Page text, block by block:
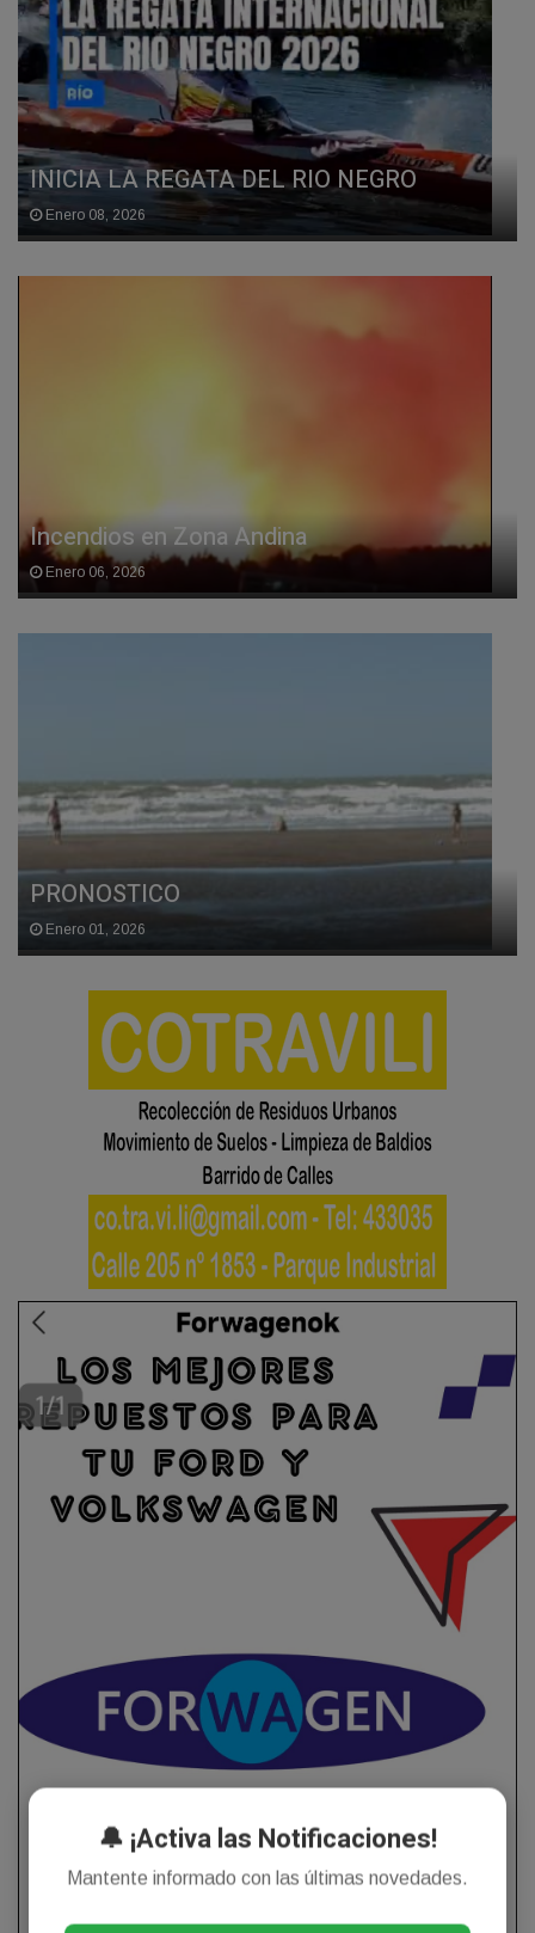
INICIA LA REGATA DEL RIO NEGRO
Enero 08, 2026
Incendios en Zona Andina
Enero 06, 2026
PRONOSTICO
Enero 01, 2026
🔔 ¡Activa las Notificaciones!
Mantente informado con las últimas novedades.